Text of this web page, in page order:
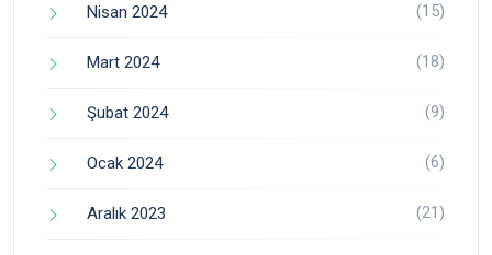
Nisan 2024 (15)
Mart 2024 (18)
Şubat 2024 (9)
Ocak 2024 (6)
Aralık 2023 (21)